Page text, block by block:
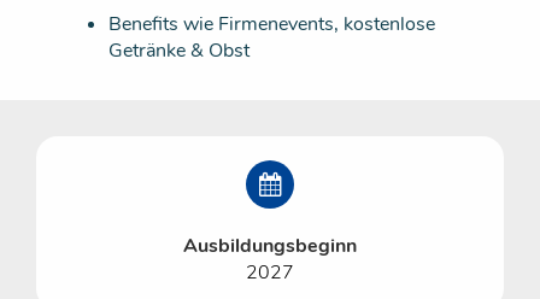
Benefits wie Firmenevents, kostenlose
Getränke & Obst
Ausbildungsbeginn
2027